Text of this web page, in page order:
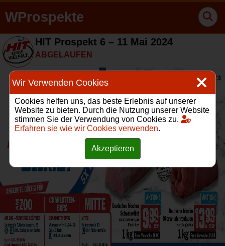
WProspekte
HIT Prospekt 6 – 11 Mai 2024
ABGELAUFEN
Wir Verwenden Cookies
Cookies helfen uns, das beste Erlebnis auf unserer
Website zu bieten. Durch die Nutzung unserer Website
stimmen Sie der Verwendung von Cookies zu.
Erfahren sie wie wir Cookies verwenden.
Akzeptieren